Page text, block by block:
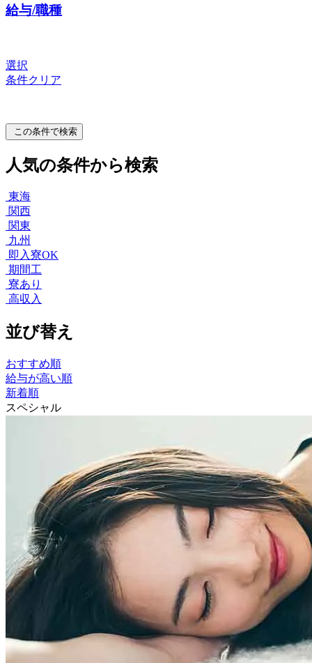
給与/職種
選択
条件クリア
この条件で検索
人気の条件から検索
東海
関西
関東
九州
即入寮OK
期間工
寮あり
高収入
並び替え
おすすめ順
給与が高い順
新着順
スペシャル